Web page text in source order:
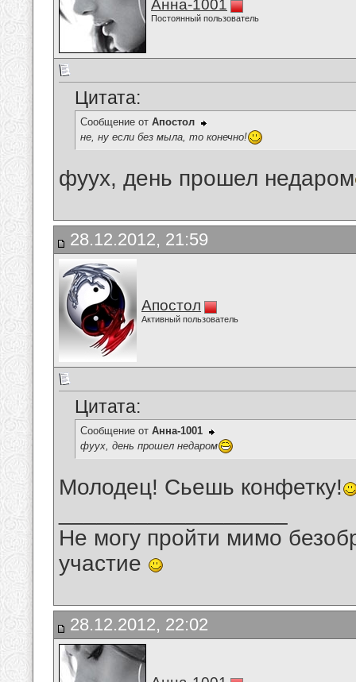
Анна-1001
Постоянный пользователь
Цитата:
Сообщение от Апостол
не, ну если без мыла, то конечно!
фуух, день прошел недаром
28.12.2012, 21:59
Апостол
Активный пользователь
Цитата:
Сообщение от Анна-1001
фуух, день прошел недаром
Молодец! Сьешь конфетку!
Не могу пройти мимо
участие
28.12.2012, 22:02